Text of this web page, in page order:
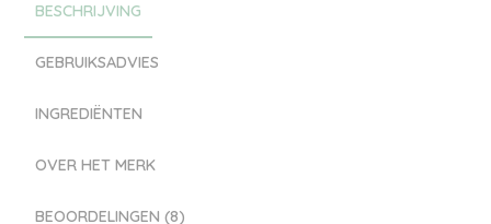
BESCHRIJVING
GEBRUIKSADVIES
INGREDIËNTEN
OVER HET MERK
BEOORDELINGEN (8)